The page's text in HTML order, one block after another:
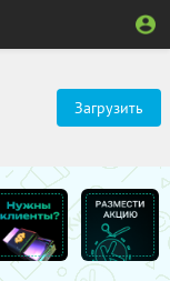
Загрузить